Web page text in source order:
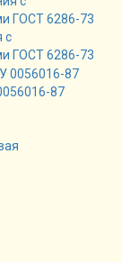
с
ГОСТ 6286-73
87